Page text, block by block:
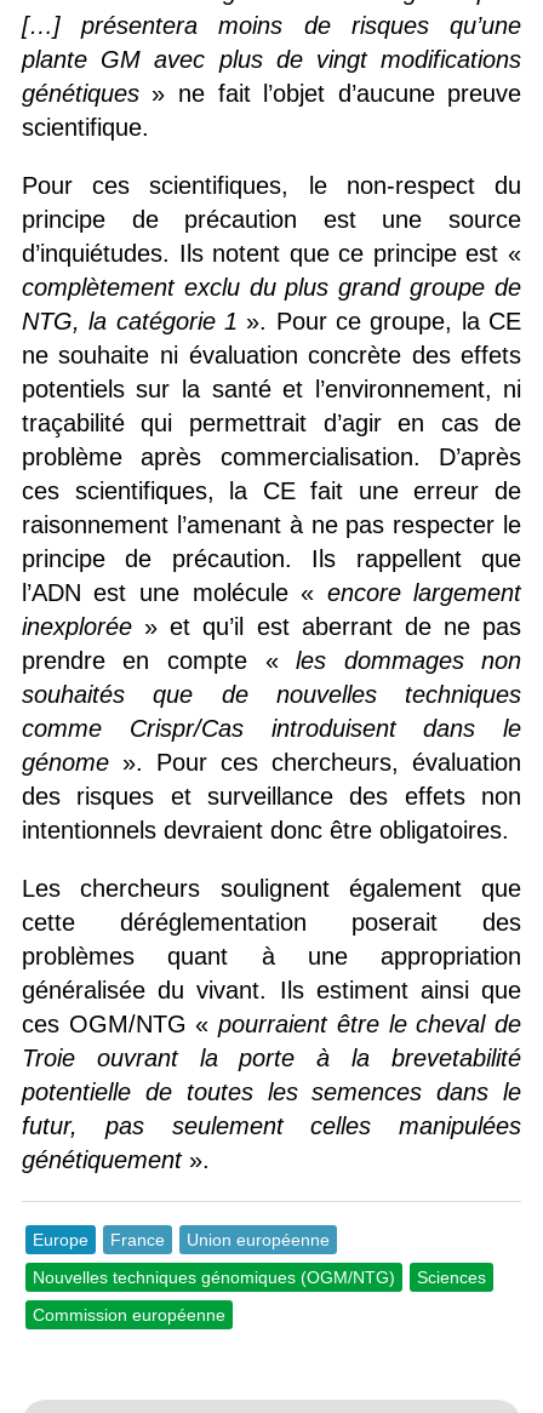
[…]présentera moins de risques qu’une
plante GM avec plus de vingt modifications
génétiques» ne fait l’objet d’aucune preuve
scientifique.
Pour ces scientifiques, le non-respect du
principe de précaution est une source
d’inquiétudes. Ils notent que ce principe est «
complètement exclu du plus grand groupe de
NTG, la catégorie 1 ». Pour ce groupe, la CE
ne souhaite ni évaluation concrète des effets
potentiels sur la santé et l’environnement, ni
traçabilité qui permettrait d’agir en cas de
problème après commercialisation. D’après
ces scientifiques, la CE fait une erreur de
raisonnement l’amenant à ne pas respecter le
principe de précaution. Ils rappellent que
l’ADN est une molécule « encore largement
inexplorée» et qu’il est aberrant de ne pas
prendre en compte «les dommages non
souhaités que de nouvelles techniques
comme Crispr/Cas introduisent dans le
génome». Pour ces chercheurs, évaluation
des risques et surveillance des effets non
intentionnels devraient donc être obligatoires.
Les chercheurs soulignent également que
cette déréglementation poserait des
problèmes quant à une appropriation
généralisée du vivant. Ils estiment ainsi que
ces OGM/NTG «pourraient être le cheval de
Troie ouvrant la porte à la brevetabilité
potentielle de toutes les semences dans le
futur, pas seulement celles manipulées
génétiquement».
Europe France
Union européenne
Nouvelles techniques génomiques (OGM/NTG)
Sciences
Commission européenne